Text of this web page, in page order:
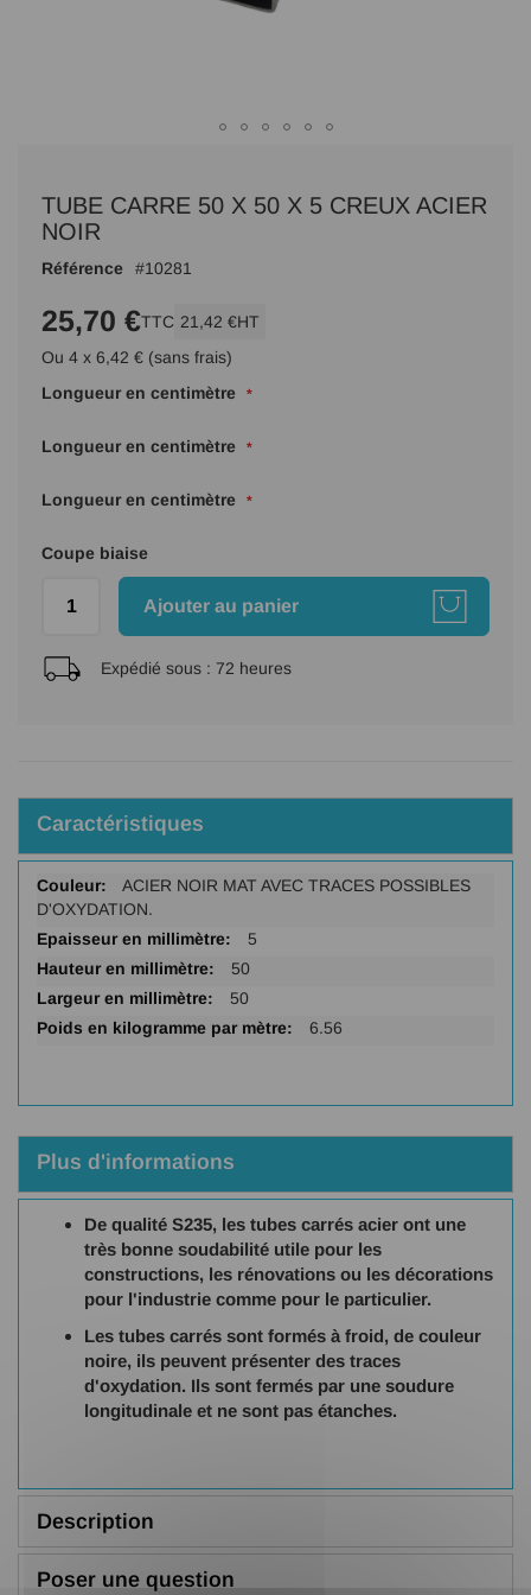
début
Galerie
TUBE CARRE 50 X 50 X 5 CREUX ACIER
NOIR
Référence 10281
25,70 €TTC 21,42 €HT
Ou 4 x 6,42 € (sans frais)
Longueur en centimètre
Longueur en centimètre
Longueur en centimètre
Coupe biaise
Ajouter au panier
Expédié sous : 72 heures
Caractéristiques
Plus
d'infos
ACIER NOIR MAT AVEC TRACES POSSIBLES
D'OXYDATION.
5
50
50
6.56
Plus d'informations
De qualité S235, les tubes carrés acier ont une
très bonne soudabilité utile pour les
constructions, les rénovations ou les décorations
pour l'industrie comme pour le particulier.
Les tubes carrés sont formés à froid, de couleur
noire, ils peuvent présenter des traces
d'oxydation. Ils sont fermés par une soudure
longitudinale et ne sont pas étanches.
Description
Poser une question